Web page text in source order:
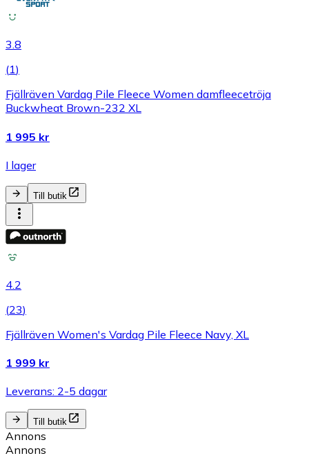
3.8
(1)
Fjällräven Vardag Pile Fleece Women damfleecetröja
Buckwheat Brown-232 XL
1 995 kr
I lager
Till butik
4.2
(23)
Fjällräven Women's Vardag Pile Fleece Navy, XL
1 999 kr
Leverans: 2-5 dagar
Till butik
Annons
Annons